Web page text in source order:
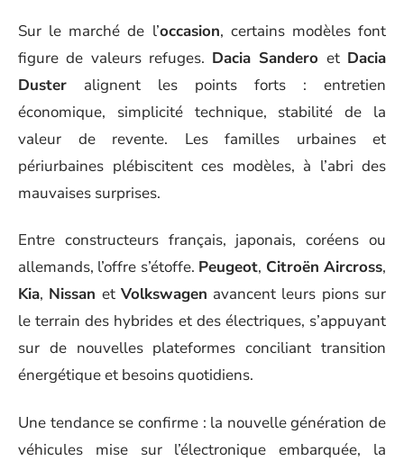
Sur le marché de l’occasion, certains modèles font
figure de valeurs refuges. Dacia Sandero et Dacia
Duster alignent les points forts : entretien
économique, simplicité technique, stabilité de la
valeur de revente. Les familles urbaines et
périurbaines plébiscitent ces modèles, à l’abri des
mauvaises surprises.
Entre constructeurs français, japonais, coréens ou
allemands, l’offre s’étoffe. Peugeot, Citroën Aircross,
Kia, Nissan et Volkswagen avancent leurs pions sur
le terrain des hybrides et des électriques, s’appuyant
sur de nouvelles plateformes conciliant transition
énergétique et besoins quotidiens.
Une tendance se confirme : la nouvelle génération de
véhicules mise sur l’électronique embarquée, la